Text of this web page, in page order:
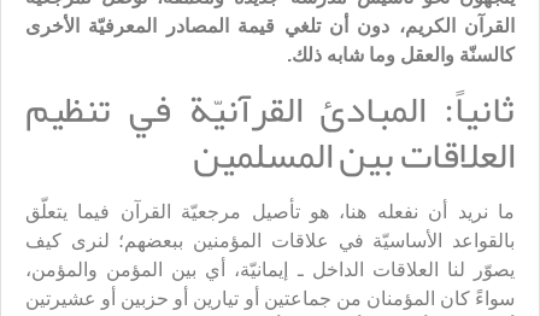
القرآن الكريم، دون أن تلغي قيمة المصادر المعرفيّة الأخرى
كالسنّة والعقل وما شابه ذلك.
ثانياً: المبادئ القرآنيّة في تنظيم
العلاقات بين المسلمين
ما نريد أن نفعله هنا، هو تأصيل مرجعيّة القرآن فيما يتعلّق
بالقواعد الأساسيّة في علاقات المؤمنين ببعضهم؛ لنرى كيف
يصوّر لنا العلاقات الداخل ـ إيمانيّة، أي بين المؤمن والمؤمن،
سواءً كان المؤمنان من جماعتين أو تيارين أو حزبين أو عشيرتين